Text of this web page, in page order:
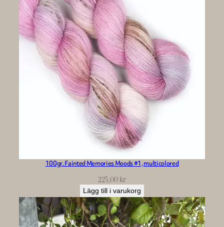
100gr. Fainted Memories Moods #1, multicolored
225,00kr
Lägg till i varukorg